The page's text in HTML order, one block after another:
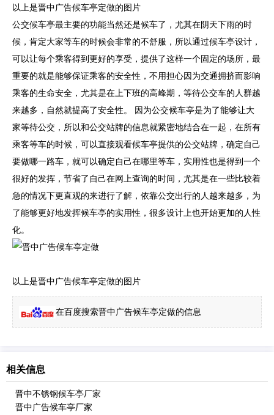
以上是晋中广告候车亭定做的图片
公交候车亭最主要的功能当然还是候车了，尤其在阴天下雨的时
候，肯定大家等车的时候会非常的不舒服，所以通过候车亭设计，
可以让每个乘客得到更好的享受，提供了这样一个固定的场所，最
重要的就是能够保证乘客的安全性，不用担心因为交通拥挤而影响
乘客的生命安全，尤其是在上下班的高峰期，等待公交车的人群越
来越多，自然就提高了安全性。 因为公交候车亭是为了能够让大
家等待公交，所以和公交站牌的信息就紧密地结合在一起，在所有
乘客等车的时候，可以直接观看候车亭提供的公交站牌，确定自己
要做哪一路车，就可以确定自己在哪里等车，实用性也是得到一个
很好的发挥，节省了自己在网上查询的时间，尤其是在一些比较着
急的情况下更直观的来进行了解，依靠公交出行的人越来越多，为
了能够更好地发挥候车亭的实用性，很多设计上也开始更加的人性
化。
以上是晋中广告候车亭定做的图片
在百度搜索晋中广告候车亭定做的信息
相关信息
晋中不锈钢候车亭厂家
晋中广告候车亭厂家